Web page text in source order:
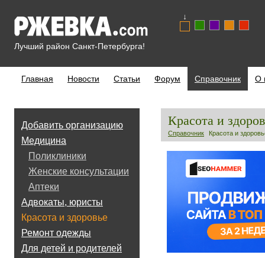
Лучший район Санкт-Петербурга!
↓
Главная Новости Статьи Форум Справочник О
Добавить организацию
Медицина
Поликлиники
Женские консультации
Аптеки
Адвокаты, юристы
Красота и здоровье
Ремонт одежды
Для детей и родителей
Красота и
Справочник Красота и